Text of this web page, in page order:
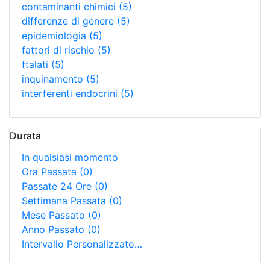
contaminanti chimici (5)
differenze di genere (5)
epidemiologia (5)
fattori di rischio (5)
ftalati (5)
inquinamento (5)
interferenti endocrini (5)
Durata
In qualsiasi momento
Ora Passata (0)
Passate 24 Ore (0)
Settimana Passata (0)
Mese Passato (0)
Anno Passato (0)
Intervallo Personalizzato…